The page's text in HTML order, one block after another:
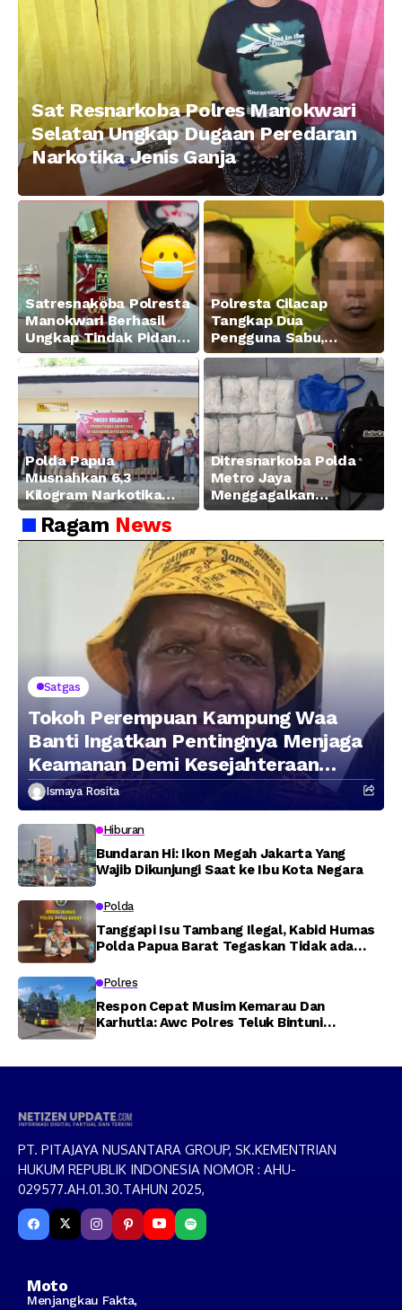
Sat Resnarkoba Polres Manokwari
Selatan Ungkap Dugaan Peredaran
Narkotika Jenis Ganja
Satresnakoba Polresta
Manokwari Berhasil
Ungkap Tindak Pidana
Narkotika Golongan I
Jenis Sabu di Jalan
Swapen Perkebunan
Manokwari
Polresta Cilacap
Tangkap Dua
Pengguna Sabu,
Amankan Paket 0,34
Gram
Polda Papua
Musnahkan 6,3
Kilogram Narkotika
Hasil Pengungkapan
Jaringan Lintas
Wilayah Februari 2026
Ditresnarkoba Polda
Metro Jaya
Menggagalkan
Peredaran Sabu 5,3 Kg
Ragam News
Satgas
Tokoh Perempuan Kampung Waa
Banti Ingatkan Pentingnya Menjaga
Keamanan Demi Kesejahteraan
Masyarakat
Ismaya Rosita
Hiburan
Bundaran Hi: Ikon Megah Jakarta Yang
Wajib Dikunjungi Saat ke Ibu Kota Negara
Polda
Tanggapi Isu Tambang Ilegal, Kabid Humas
Polda Papua Barat Tegaskan Tidak ada
Polres
Respon Cepat Musim Kemarau Dan
Karhutla: Awc Polres Teluk Bintuni
PT. PITAJAYA NUSANTARA GROUP, SK.KEMENTRIAN
HUKUM REPUBLIK INDONESIA NOMOR : AHU-
029577.AH.01.30.TAHUN 2025,
Moto
Menjangkau Fakta,